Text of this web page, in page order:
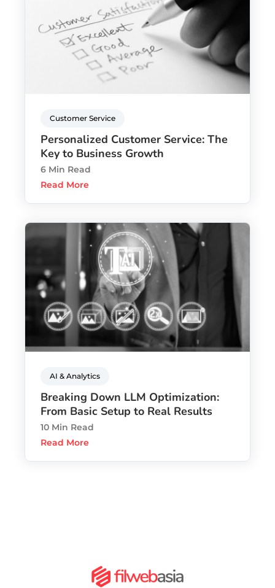
Customer Service
Personalized Customer Service: The
Key to Business Growth
6 Min Read
Read More
AI & Analytics
Breaking Down LLM Optimization:
From Basic Setup to Real Results
10 Min Read
Read More